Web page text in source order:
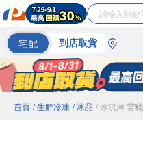
宅配 到店取貨
首頁 / 生鮮冷凍 / 冰品 / 冰淇淋 雪糕